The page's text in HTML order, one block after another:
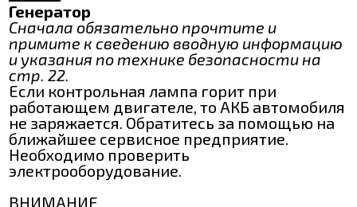
Генератор
Сначала обязательно прочтите и
примите к сведению вводную информацию
и указания по технике безопасности на
стр. 22.
Если контрольная лампа горит при
работающем двигателе, то АКБ автомобиля
не заряжается. Обратитесь за помощью на
ближайшее сервисное предприятие.
Необходимо проверить
электрооборудование.
ВНИМАНИЕ